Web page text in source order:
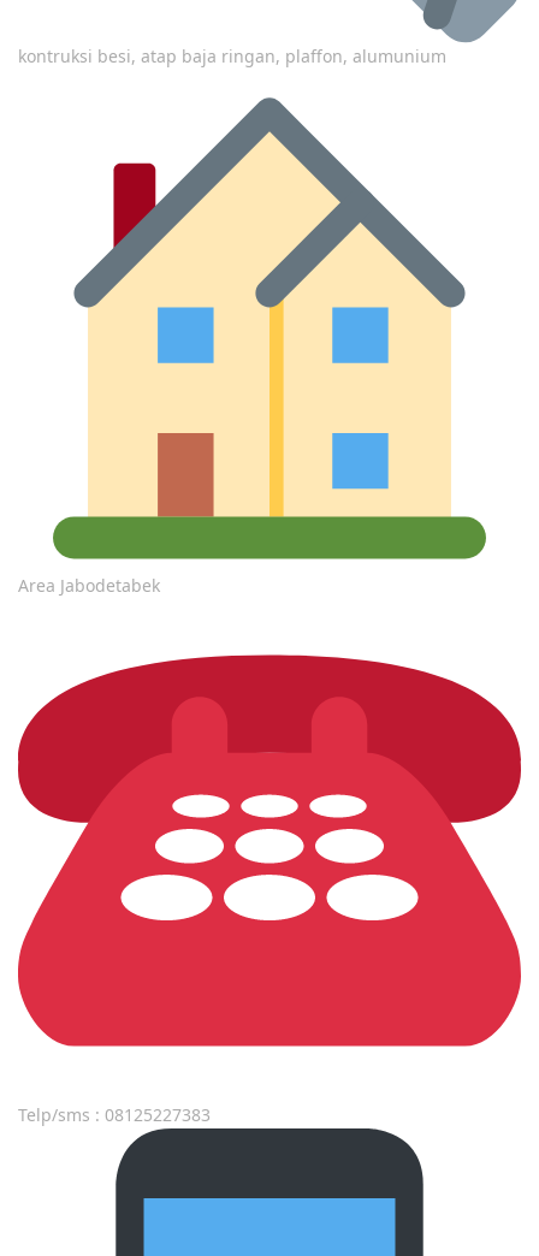
kontruksi besi, atap baja ringan, plaffon, alumunium
Area Jabodetabek
Telp/sms : 08125227383